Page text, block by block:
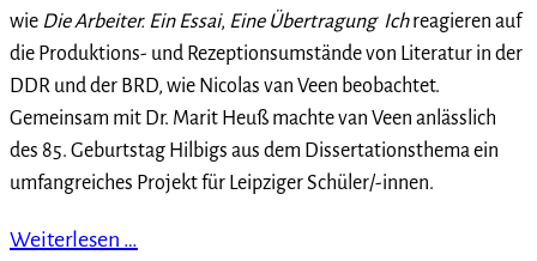
wie Die Arbeiter. Ein Essai, Eine Übertragung Ichreagieren auf
die Produktions- und Rezeptionsumstände von Literatur in der
DDR und der BRD, wie Nicolas van Veen beobachtet.
Gemeinsam mit Dr. Marit Heuß machte van Veen anlässlich
des 85. Geburtstag Hilbigs aus dem Dissertationsthema ein
umfangreiches Projekt für Leipziger Schüler/-innen.
Weiterlesen …